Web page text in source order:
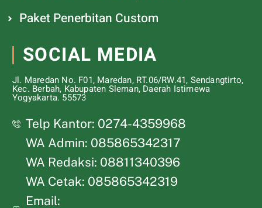
Paket Penerbitan Custom
SOCIAL MEDIA
Jl. Maredan No. F01, Maredan, RT.06/RW.41, Sendangtirto,
Kec. Berbah, Kabupaten Sleman, Daerah Istimewa
Yogyakarta. 55573
Telp Kantor: 0274-4359968
WA Admin: 085865342317
WA Redaksi: 08811340396
WA Cetak: 085865342319
Email: